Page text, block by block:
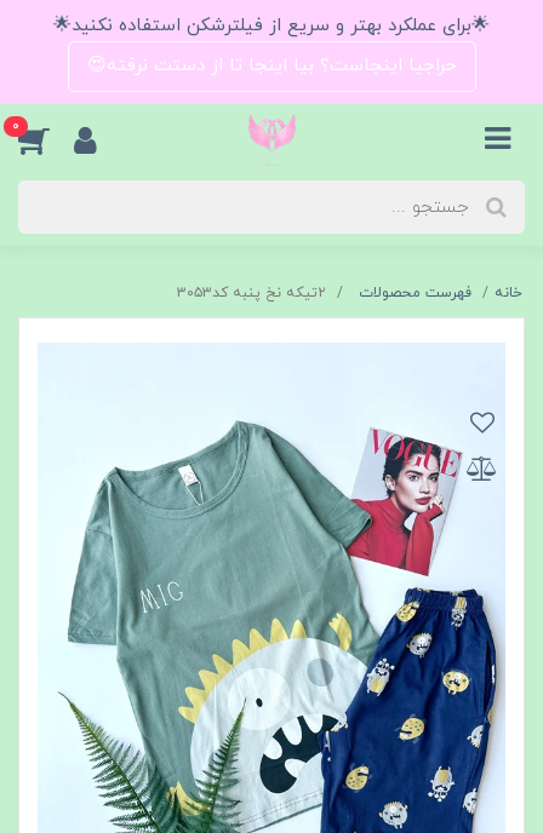
🌟برای عملکرد بهتر و سریع از فیلترشکن استفاده نکنید🌟
حراجیا اینجاست؟ بیا اینجا تا از دستت نرفته😍
0
خانه فهرست محصولات ۲تیکه نخ پنبه کد۳۰۵۳